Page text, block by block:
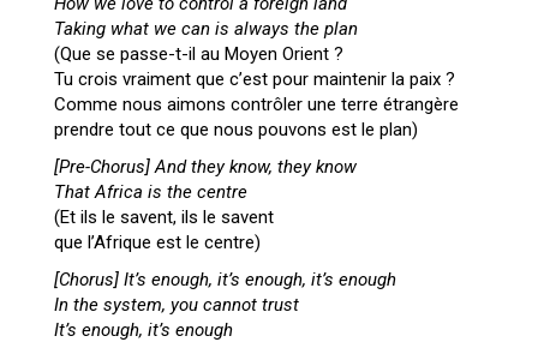
Taking what we can is always the plan
(Que se passe-t-il au Moyen Orient ?
Tu crois vraiment que c’est pour maintenir la paix ?
Comme nous aimons contrôler une terre étrangère
prendre tout ce que nous pouvons est le plan)
[Pre-Chorus]And they know, they know
That Africa is the centre
(Et ils le savent, ils le savent
que l’Afrique est le centre)
[Chorus] It’s enough, it’s enough, it’s enough
In the system, you cannot trust
It’s enough, it’s enough